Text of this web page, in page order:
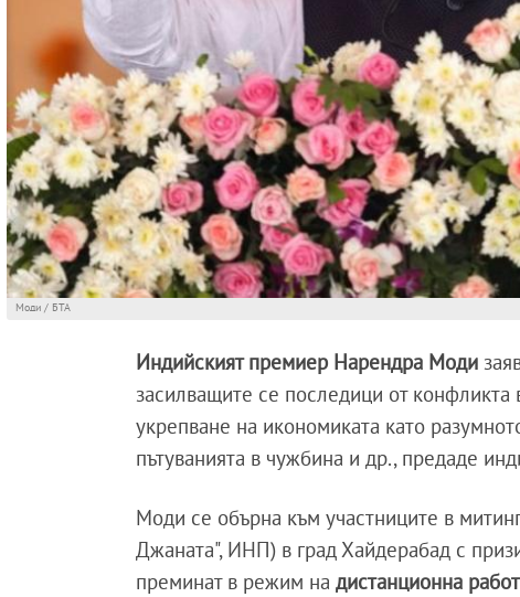
Моди / БТА
Индийският премиер Нарендра Моди
засилващите се последици от конфликта
укрепване на икономиката като
пътуванията в чужбина и др., предаде
Моди се обърна към участниците в
Джаната", ИНП) в град Хайдерабад с
преминат в режим на дистанционна